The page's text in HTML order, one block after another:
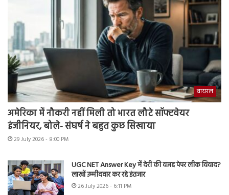
वायरल
अमेरिका में नौकरी नहीं मिली तो भारत लौटे सॉफ्टवेयर
इंजीनियर, बोले- संघर्ष ने बहुत कुछ सिखाया
29 July 2026 - 8:00 PM
UGC NET Answer Key में देरी की वजह पेपर लीक विवाद?
लाखों उम्मीदवार कर रहे इंतजार
26 July 2026 - 6:11 PM